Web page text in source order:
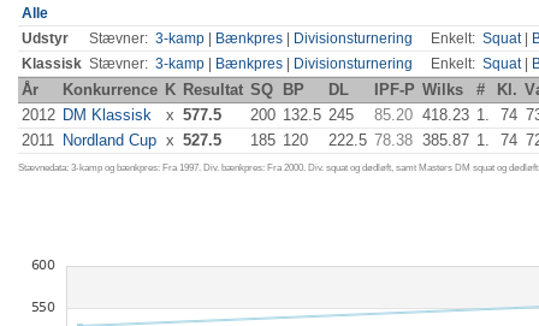
Alle
Udstyr
Stævner: 3-kamp Bænkpres Divisionsturnering Enkelt: Squat|
Klassisk Stævner: 3-kamp Bænkpres Divisionsturnering Enkelt: Squat|
År Konkurrence K Resultat SQ BP DL IPF-P Wilks # Kl.
2012 DM Klassisk x 577.5 200 132.5 245 85.20 418.23 1. 74
2011 Nordland Cup x 527.5 185 120 222.5 78.38 385.87 1. 74
Stævnedata: 3-kamp og bænkpres: Fra 1997. Div. bænkpres: Fra 2000. Div. squat og dødløft, samt Masters DM squat og